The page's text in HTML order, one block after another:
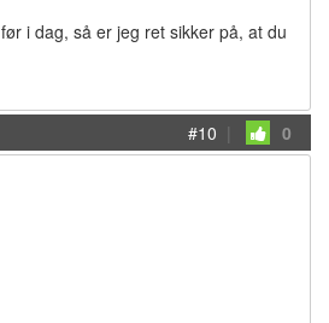
i dag, så er jeg ret sikker på, at du
#10 | 0